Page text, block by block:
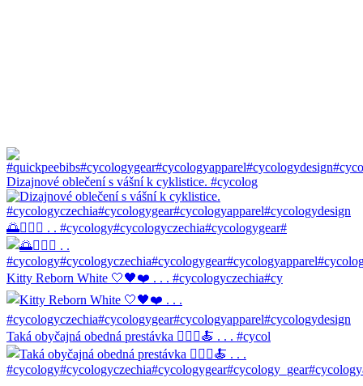
Dizajnové oblečení s vášní k cyklistice. #cycolog
🌅🚴🏼‍♀️ . . #cycology#cycologyczechia#cycologygear#
Kitty Reborn White 🤍🖤❤️ . . . #cycologyczechia#cy
Taká obyčajná obedná prestávka 🚴🏼‍♀️🍝 . . . #cycol